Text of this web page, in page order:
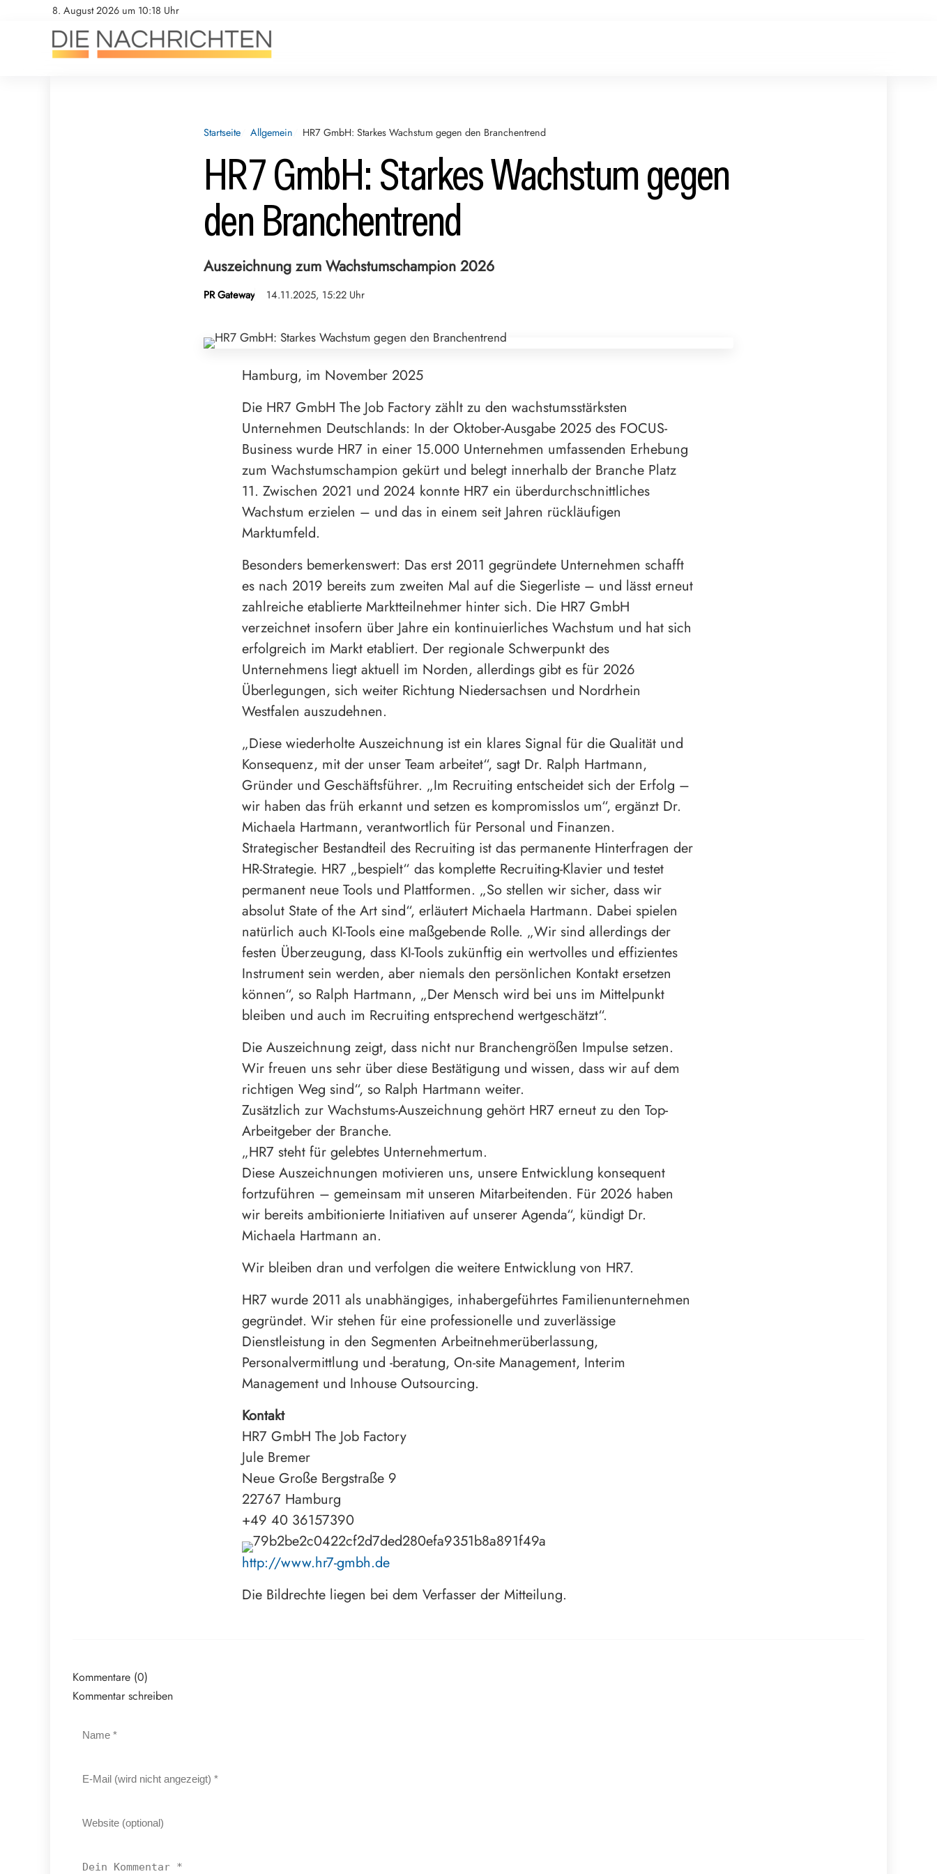
8. August 2026 um 10:18 Uhr
Startseite Allgemein HR7 GmbH: Starkes Wachstum gegen den Branchentrend
HR7 GmbH: Starkes Wachstum gegen
den Branchentrend
Auszeichnung zum Wachstumschampion 2026
PR Gateway 14.11.2025, 15:22 Uhr
Hamburg, im November 2025
Die HR7 GmbH The Job Factory zählt zu den wachstumsstärksten
Unternehmen Deutschlands: In der Oktober-Ausgabe 2025 des FOCUS-
Business wurde HR7 in einer 15.000 Unternehmen umfassenden Erhebung
zum Wachstumschampion gekürt und belegt innerhalb der Branche Platz
11. Zwischen 2021 und 2024 konnte HR7 ein überdurchschnittliches
Wachstum erzielen – und das in einem seit Jahren rückläufigen
Marktumfeld.
Besonders bemerkenswert: Das erst 2011 gegründete Unternehmen schafft
es nach 2019 bereits zum zweiten Mal auf die Siegerliste – und lässt erneut
zahlreiche etablierte Marktteilnehmer hinter sich. Die HR7 GmbH
verzeichnet insofern über Jahre ein kontinuierliches Wachstum und hat sich
erfolgreich im Markt etabliert. Der regionale Schwerpunkt des
Unternehmens liegt aktuell im Norden, allerdings gibt es für 2026
Überlegungen, sich weiter Richtung Niedersachsen und Nordrhein
Westfalen auszudehnen.
„Diese wiederholte Auszeichnung ist ein klares Signal für die Qualität und
Konsequenz, mit der unser Team arbeitet“, sagt Dr. Ralph Hartmann,
Gründer und Geschäftsführer. „Im Recruiting entscheidet sich der Erfolg –
wir haben das früh erkannt und setzen es kompromisslos um“, ergänzt Dr.
Michaela Hartmann, verantwortlich für Personal und Finanzen.
Strategischer Bestandteil des Recruiting ist das permanente Hinterfragen der
HR-Strategie. HR7 „bespielt“ das komplette Recruiting-Klavier und testet
permanent neue Tools und Plattformen. „So stellen wir sicher, dass wir
absolut State of the Art sind“, erläutert Michaela Hartmann. Dabei spielen
natürlich auch KI-Tools eine maßgebende Rolle. „Wir sind allerdings der
festen Überzeugung, dass KI-Tools zukünftig ein wertvolles und effizientes
Instrument sein werden, aber niemals den persönlichen Kontakt ersetzen
können“, so Ralph Hartmann, „Der Mensch wird bei uns im Mittelpunkt
bleiben und auch im Recruiting entsprechend wertgeschätzt“.
Die Auszeichnung zeigt, dass nicht nur Branchengrößen Impulse setzen.
Wir freuen uns sehr über diese Bestätigung und wissen, dass wir auf dem
richtigen Weg sind“, so Ralph Hartmann weiter.
Zusätzlich zur Wachstums-Auszeichnung gehört HR7 erneut zu den Top-
Arbeitgeber der Branche.
„HR7 steht für gelebtes Unternehmertum.
Diese Auszeichnungen motivieren uns, unsere Entwicklung konsequent
fortzuführen – gemeinsam mit unseren Mitarbeitenden. Für 2026 haben
wir bereits ambitionierte Initiativen auf unserer Agenda“, kündigt Dr.
Michaela Hartmann an.
Wir bleiben dran und verfolgen die weitere Entwicklung von HR7.
HR7 wurde 2011 als unabhängiges, inhabergeführtes Familienunternehmen
gegründet. Wir stehen für eine professionelle und zuverlässige
Dienstleistung in den Segmenten Arbeitnehmerüberlassung,
Personalvermittlung und -beratung, On-site Management, Interim
Management und Inhouse Outsourcing.
Kontakt
HR7 GmbH The Job Factory
Jule Bremer
Neue Große Bergstraße 9
22767 Hamburg
+49 40 36157390
http://www.hr7-gmbh.de
Die Bildrechte liegen bei dem Verfasser der Mitteilung.
Kommentare (0)
Kommentar schreiben